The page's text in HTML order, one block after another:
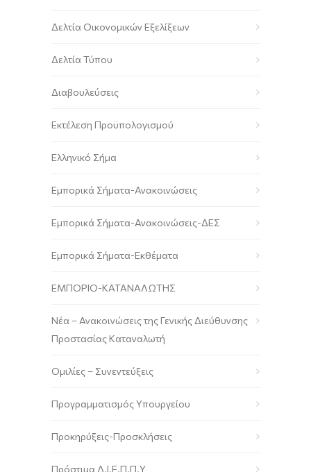
Δελτία Οικονομικών Εξελίξεων
Δελτία Τύπου
Διαβουλεύσεις
Εκτέλεση Προϋπολογισμού
Ελληνικό Σήμα
Εμπορικά Σήματα-Ανακοινώσεις
Εμπορικά Σήματα-Ανακοινώσεις-ΔΕΣ
Εμπορικά Σήματα-Εκθέματα
ΕΜΠΟΡΙΟ-ΚΑΤΑΝΑΛΩΤΗΣ
Νέα – Ανακοινώσεις της Γενικής Διεύθυνσης
Προστασίας Καταναλωτή
Ομιλίες – Συνεντεύξεις
Προγραμματισμός Υπουργείου
Προκηρύξεις-Προσκλήσεις
Πρόστιμα Δ.Ι.Ε.Π.Π.Υ